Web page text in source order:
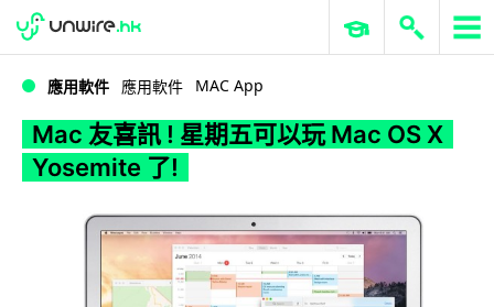
WWDC 2026 ERP 與商業 AI
應用軟件 應用軟件 MAC App
Mac 友喜訊 ! 星期五可以玩 Mac OS X
Yosemite 了!